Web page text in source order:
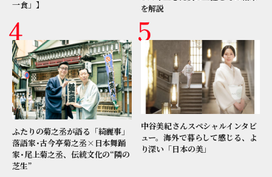
一食」】
を解説
ふたりの菊之丞が語る「綺麗事」
落語家･古今亭菊之丞×日本舞踊
家･尾上菊之丞、伝統文化の“隣の
芝生”
中谷美紀さんスペシャルインタビ
ュー。海外で暮らして感じる、よ
り深い「日本の美」